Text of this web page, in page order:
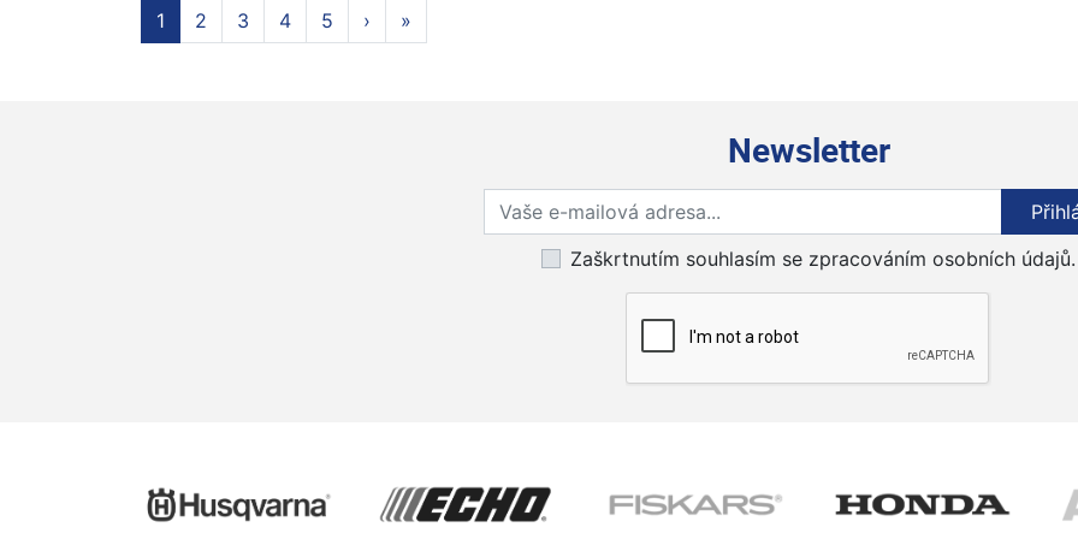
1 2 3 4 5 › »
Newsletter
Přihlaste se k odběru novinek
Zaškrtnutím souhlasím se zpracováním osobních údajů.